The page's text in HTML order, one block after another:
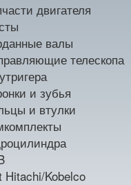
двигателя
валы
телескопа
и зубья
и втулки
Hitachi/Kobelco